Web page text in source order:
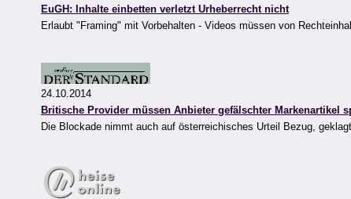
EuGH: Inhalte einbetten verletzt Urheberrecht nicht
Erlaubt "Framing" mit Vorbehalten - Videos müssen von
24.10.2014
Britische Provider müssen Anbieter gefälschter Markenartikel
Die Blockade nimmt auch auf österreichisches Urteil Bezug,